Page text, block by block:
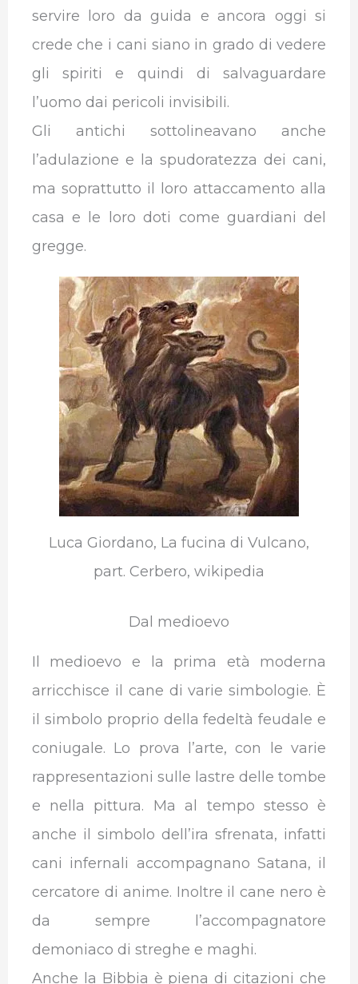
servire loro da guida e ancora oggi si
crede che i cani siano in grado di vedere
gli spiriti e quindi di salvaguardare
l’uomo dai pericoli invisibili.
Gli antichi sottolineavano anche
l’adulazione e la spudoratezza dei cani,
ma soprattutto il loro attaccamento alla
casa e le loro doti come guardiani del
gregge.
Luca Giordano, La fucina di Vulcano,
part. Cerbero, wikipedia
Dal medioevo
Il medioevo e la prima età moderna
arricchisce il cane di varie simbologie. È
il simbolo proprio della fedeltà feudale e
coniugale. Lo prova l’arte, con le varie
rappresentazioni sulle lastre delle tombe
e nella pittura. Ma al tempo stesso è
anche il simbolo dell’ira sfrenata, infatti
cani infernali accompagnano Satana, il
cercatore di anime. Inoltre il cane nero è
da sempre l’accompagnatore
demoniaco di streghe e maghi.
Anche la Bibbia è piena di citazioni che